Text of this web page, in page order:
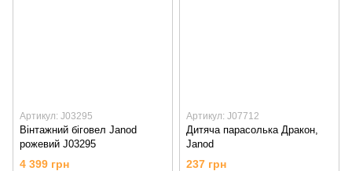
Артикул: J03295
Вінтажний біговел Janod
рожевий J03295
4 399 грн
Артикул: J07712
Дитяча парасолька Дракон,
Janod
237 грн